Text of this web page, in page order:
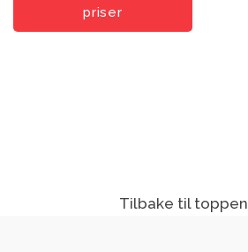
priser
Tilbake til toppen